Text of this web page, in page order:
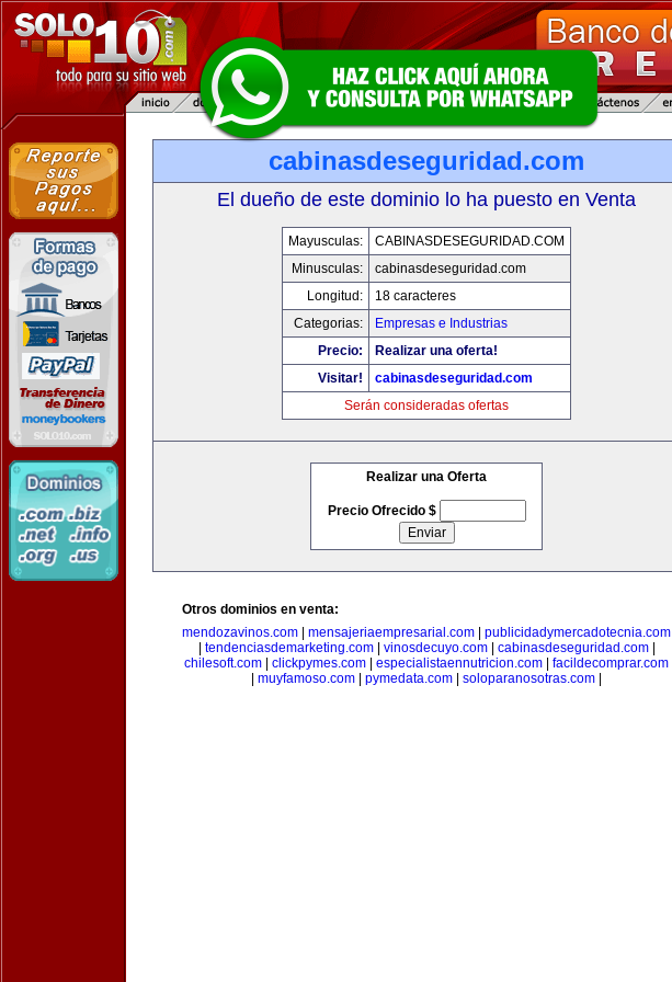
cabinasdeseguridad.com
El dueño de este dominio lo ha puesto en Venta
Mayusculas:
CABINASDESEGURIDAD.COM
Minusculas:
cabinasdeseguridad.com
Longitud:
18 caracteres
Categorias:
Empresas e Industrias
Precio:
Realizar una oferta!
Visitar!
cabinasdeseguridad.com
Serán consideradas ofertas
Realizar una Oferta
Precio Ofrecido $
Otros dominios en venta:
mendozavinos.com
mensajeriaempresarial.com
publicidadymercadotecnia.com
tendenciasdemarketing.com| vinosdecuyo.com| cabinasdeseguridad.com|
chilesoft.com
clickpymes.com especialistaennutricion.com
facildecomprar.com
muyfamoso.com pymedata.com soloparanosotras.com